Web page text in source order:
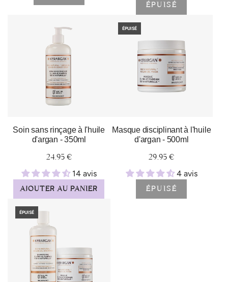
ÉPUISÉ
Soin sans rinçage à l'huile
d'argan - 350ml
24,95 €
14 avis
AJOUTER AU PANIER
ÉPUISÉ
Masque disciplinant à l'huile
d'argan - 500ml
29,95 €
4 avis
ÉPUISÉ
ÉPUISÉ